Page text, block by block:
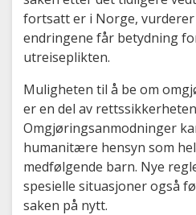
fortsatt er i Norge,
endringene får betydning
utreiseplikten.
Muligheten til å be om
er en del av
Omgjøringsanmodninger
humanitære hensyn som
medfølgende barn. Nye
spesielle situasjoner også
saken på nytt.